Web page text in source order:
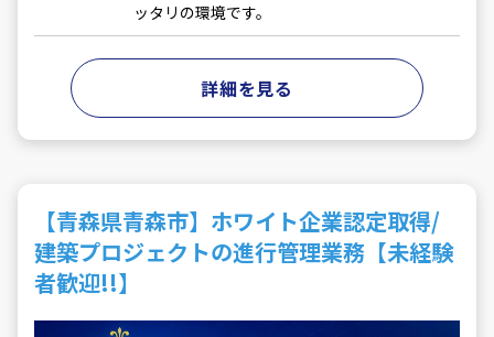
ッタリの環境です。
詳細を見る
【青森県青森市】ホワイト企業認定取得/
建築プロジェクトの進行管理業務【未経験
者歓迎!!】